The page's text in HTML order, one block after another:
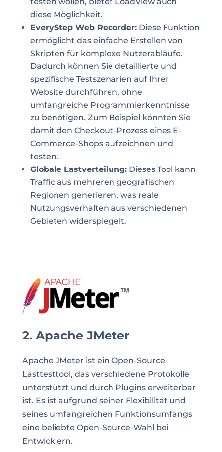
diese Möglichkeit.
EveryStep Web Recorder:Diese Funktion
ermöglicht das einfache Erstellen von
Skripten für komplexe Nutzerabläufe.
Dadurch können Sie detaillierte und
spezifische Testszenarien auf Ihrer
Website durchführen, ohne
umfangreiche Programmierkenntnisse
zu benötigen. Zum Beispiel könnten Sie
damit den Checkout-Prozess eines E-
Commerce-Shops aufzeichnen und
testen.
Globale Lastverteilung:Dieses Tool kann
Traffic aus mehreren geografischen
Regionen generieren, was reale
Nutzungsverhalten aus verschiedenen
Gebieten widerspiegelt.
2. Apache JMeter
Apache JMeter ist ein Open-Source-
Lasttesttool, das verschiedene Protokolle
unterstützt und durch Plugins erweiterbar
ist. Es ist aufgrund seiner Flexibilität und
seines umfangreichen Funktionsumfangs
eine beliebte Open-Source-Wahl bei
Entwicklern.